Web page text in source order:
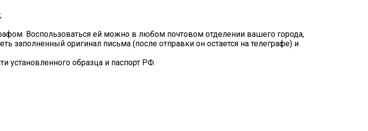
Воспользоваться ей можно в любом почтовом отделении вашего города,
заполненный оригинал письма (после отправки он остается на телеграфе) и
установленного образца и паспорт РФ.